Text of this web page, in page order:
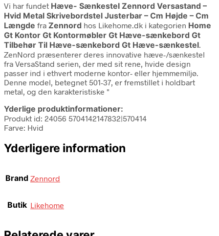
Vi har fundet Hæve- Sænkestel Zennord Versastand –
Hvid Metal Skrivebordstel Justerbar – Cm Højde – Cm
Længde fra Zennord hos Likehome.dk i kategorien Home
Gt Kontor Gt Kontormøbler Gt Hæve-sænkebord Gt
Tilbehør Til Hæve-sænkebord Gt Hæve-sænkestel.
ZenNord præsenterer deres innovative hæve-/sænkestel
fra VersaStand serien, der med sit rene, hvide design
passer ind i ethvert moderne kontor- eller hjemmemiljø.
Denne model, betegnet 501-37, er fremstillet i holdbart
metal, og den karakteristiske "
Yderlige produktinformationer:
Produkt id: 24056 5704142147832|570414
Farve: Hvid
Yderligere information
Brand Zennord
Butik Likehome